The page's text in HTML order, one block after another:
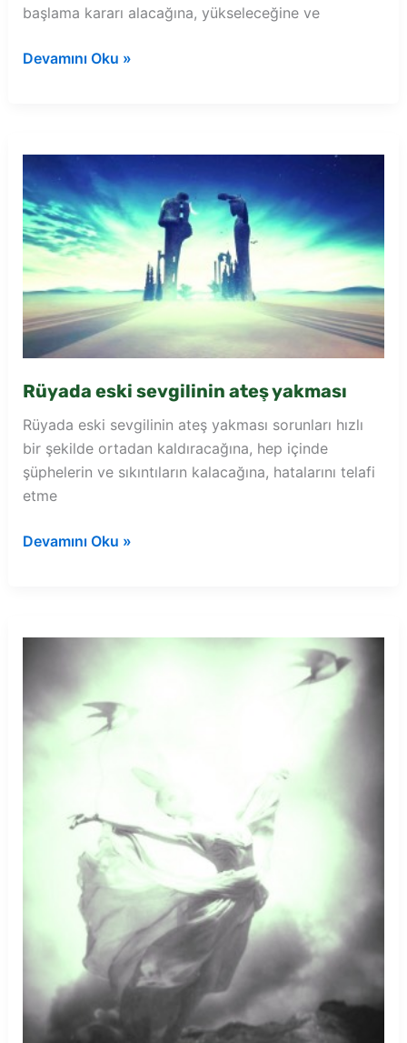
başlama kararı alacağına, yükseleceğine ve
Rüyada
Devamını Oku »
Rüyada eski sevgilinin ateş yakması
Rüyada eski sevgilinin ateş yakması sorunları hızlı
bir şekilde ortadan kaldıracağına, hep içinde
şüphelerin ve sıkıntıların kalacağına, hatalarını telafi
etme
Rüyada
yakması
Devamını Oku »